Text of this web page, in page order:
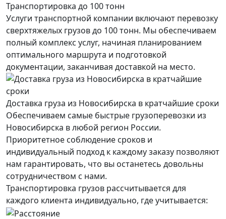
Транспортировка до 100 тонн
Услуги транспортной компании включают перевозку
сверхтяжелых грузов до 100 тонн. Мы обеспечиваем
полный комплекс услуг, начиная планированием
оптимального маршрута и подготовкой
документации, заканчивая доставкой на место.
Доставка груза из Новосибирска в кратчайшие сроки
Обеспечиваем самые быстрые грузоперевозки из
Новосибирска в любой регион России.
Приоритетное соблюдение сроков и
индивидуальный подход к каждому заказу позволяют
нам гарантировать, что вы останетесь довольны
сотрудничеством с нами.
Транспортировка грузов рассчитывается для
каждого клиента индивидуально, где учитывается: